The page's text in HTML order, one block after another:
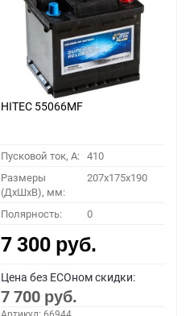
HITEC 55066MF
Пусковой ток, A: 410
Размеры
(ДхШхВ), мм:
207x175x190
Полярность: 0
7 300 руб.
Цена без ECOном скидки:
7 700 руб.